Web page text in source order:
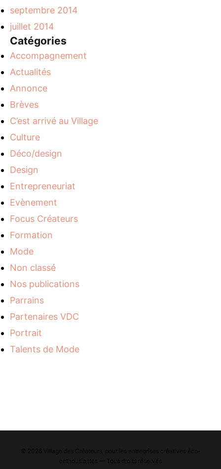
septembre 2014
juillet 2014
Catégories
Accompagnement
Actualités
Annonce
Brèves
C’est arrivé au Village
Culture
Déco/design
Design
Entrepreneuriat
Evènement
Focus Créateurs
Formation
Mode
Non classé
Nos publications
Parrains
Partenaires VDC
Portrait
Talents de Mode
© 2026 Village des Créateurs, pour les entreprises créatives éco-
enthousiastes — Tous droits réservés